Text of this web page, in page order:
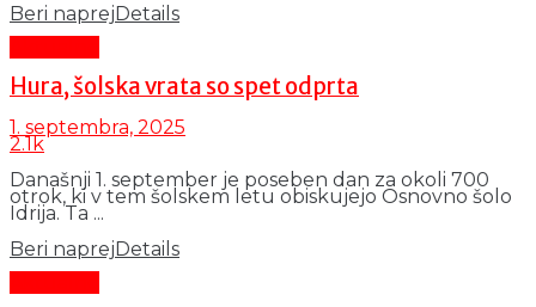
Beri naprejDetails
Hura, šolska vrata so spet odprta
1. septembra, 2025
2.1k
Današnji 1. september je poseben dan za okoli 700
otrok, ki v tem šolskem letu obiskujejo Osnovno šolo
Idrija. Ta ...
Beri naprej Details